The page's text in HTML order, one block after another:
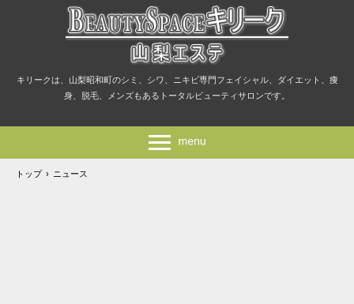
キリークは、山梨昭和町のシミ、シワ、ニキビ専門フェイシャル、ダイエット、痩
身、脱毛、メンズもあるトータルビューティサロンです。
トップ › ニュース